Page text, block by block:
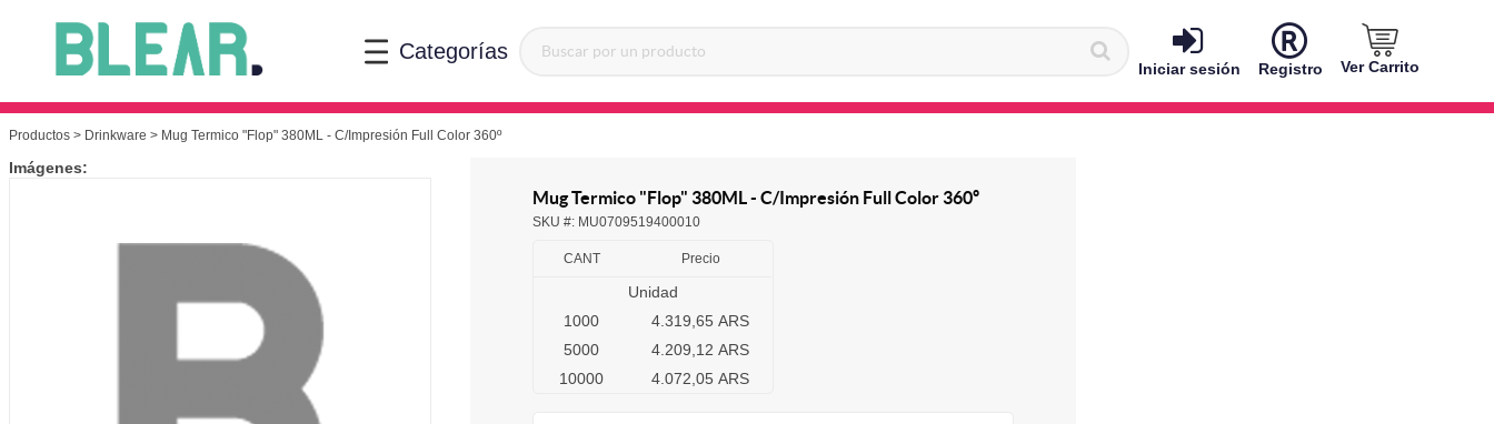
Categorías
Iniciar sesión Registro Ver Carrito
Productos > Drinkware > Mug Termico "Flop" 380ML - C/Impresión Full Color 360º
Imágenes:
Mug Termico "Flop" 380ML - C/Impresión Full Color 360º
SKU #: MU0709519400010
CANT Precio
Unidad
1000
4.319,65 ARS
5000
4.209,12 ARS
10000
4.072,05 ARS